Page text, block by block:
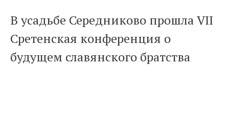
к
содержимому
В усадьбе Середниково прошла VII
Сретенская конференция о
будущем славянского братства